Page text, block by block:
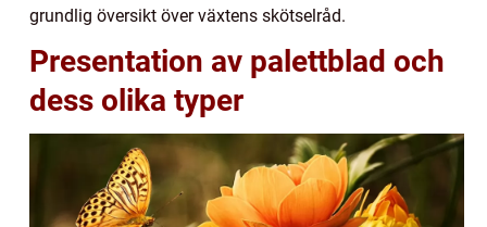
grundlig översikt över växtens skötselråd.
Presentation av palettblad och
dess olika typer